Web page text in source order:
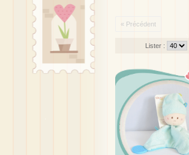
« Précédent
Lister :